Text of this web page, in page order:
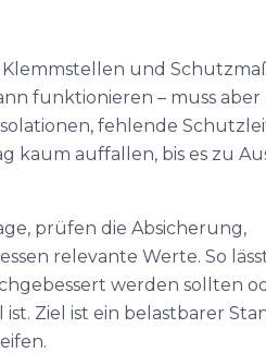
und
funktionieren – muss aber
fehlende
kaum auffallen, bis es zu
prüfen die Absicherung,
relevante Werte. So
werden sollten
Ziel ist ein belastbarer